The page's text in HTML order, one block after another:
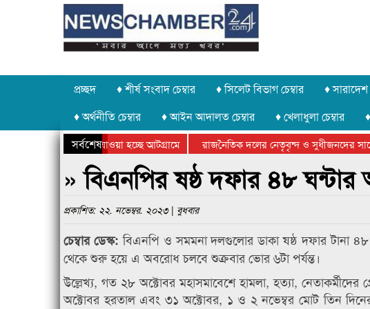
প্রচ্ছদ ♦ শীর্ষ সংবাদ চেম্বার ♦ সিলেট বিভাগ চেম্বার ♦ সারাদেশ
♦ অর্থনীতি চেম্বার
♦ আইন আদালত চেম্বার ♦ খেলাধুলা চেম্বার
সর্বশেষ
চুরি করে নিয়ে যাওয়া হচ্ছে আটগ্রামে রাজনৈতিক দলের নেতৃবৃন্দ ও সুধীজনদের
ক্রীড়া প্রতিযোগিতার পুরস্কার বিতরণ সম্পন্ন
সিলেটে বাংলাদেশ গ্রুপ থিয়েটার
» বিএনপির ষষ্ঠ দফার ৪৮
প্রকাশিত: ২২. নভেম্বর. ২০২৩ | বুধবার
চেম্বার ডেস্ক:বিএনপি ও সমমনা দলগুলোর ডাকা ষষ্ঠ দফার টানা
থেকে শুরু হয়ে এ অবরোধ চলবে শুক্রবার ভোর ৬টা পর্যন্ত।
উল্লেখ্য, গত ২৮ অক্টোবর মহাসমাবেশে হামলা, হত্যা,
অক্টোবর হরতাল এবং ৩১ অক্টোবর, ১ ও ২ নভেম্বর মোট তিন